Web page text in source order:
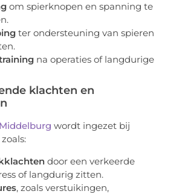
om spierknopen en spanning te
ter ondersteuning van spieren
na operaties of langdurige
klachten en
wordt ingezet bij
door een verkeerde
of langdurig zitten.
, zoals verstuikingen,